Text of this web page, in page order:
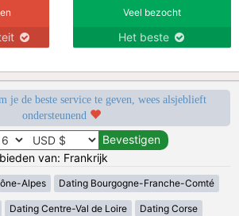
Veel bezocht
Het beste
je de beste service te geven, wees alsjeblieft
ondersteunend
van: Frankrijk
Alpes Dating Bourgogne-Franche-Comté
Dating Centre-Val de Loire Dating Corse